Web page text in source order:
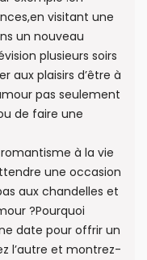
visitant une
un nouveau
plusieurs soirs
aux plaisirs d’être à
pas seulement
de faire une
à la vie
une occasion
aux chandelles et
?Pourquoi
date pour offrir un
l’autre et montrez-